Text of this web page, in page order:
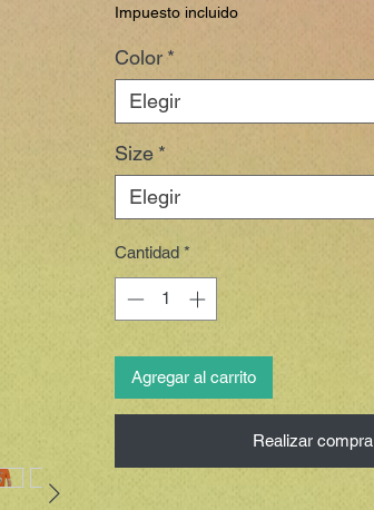
Impuesto incluido
Color *
Elegir
Size *
Elegir
Cantidad *
Agregar al carrito
Realizar compra